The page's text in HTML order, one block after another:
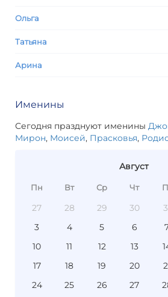
Ольга
Татьяна
Арина
Именины
Сегодня празднуют именины
Мирон, Моисей, Прасковья,
Август
Пн Вт Ср Чт
27 28 29 30
3
4 5 6
10
11 12 13
17
18 19 20
24
25 26 27